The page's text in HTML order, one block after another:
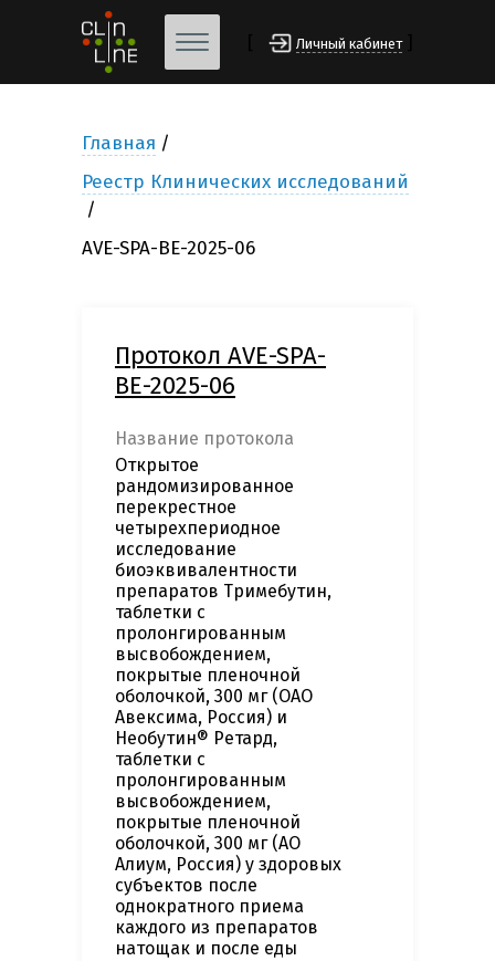
Личный кабинет
Главная
Реестр Клинических исследований
AVE-SPA-BE-2025-06
Протокол AVE-SPA-
BE-2025-06
Название протокола
Открытое
рандомизированное
перекрестное
четырехпериодное
исследование
биоэквивалентности
препаратов Тримебутин,
таблетки с
пролонгированным
высвобождением,
покрытые пленочной
оболочкой, 300 мг (ОАО
Авексима, Россия) и
Необутин® Ретард,
таблетки с
пролонгированным
высвобождением,
покрытые пленочной
оболочкой, 300 мг (АО
Алиум, Россия) у здоровых
субъектов после
однократного приема
каждого из препаратов
натощак и после еды